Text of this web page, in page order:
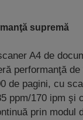
supremă
A4 de
performanţă de
de pagini, cu
ppm/170 ipm şi
prin modul